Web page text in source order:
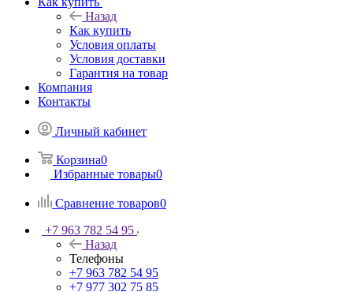
Назад
Как купить
Условия оплаты
Условия доставки
Гарантия на товар
Компания
Контакты
Личный кабинет
Корзина0
Избранные товары0
Сравнение товаров0
+7 963 782 54 95
Назад
Телефоны
+7 963 782 54 95
+7 977 302 75 85